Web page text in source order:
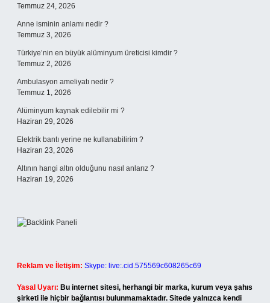
Temmuz 24, 2026
Anne isminin anlamı nedir ?
Temmuz 3, 2026
Türkiye’nin en büyük alüminyum üreticisi kimdir ?
Temmuz 2, 2026
Ambulasyon ameliyatı nedir ?
Temmuz 1, 2026
Alüminyum kaynak edilebilir mi ?
Haziran 29, 2026
Elektrik bantı yerine ne kullanabilirim ?
Haziran 23, 2026
Altının hangi altın olduğunu nasıl anlarız ?
Haziran 19, 2026
Reklam ve İletişim: Skype: live:.cid.575569c608265c69
Yasal Uyarı: Bu internet sitesi, herhangi bir marka, kurum veya şahıs
şirketi ile hiçbir bağlantısı bulunmamaktadır. Sitede yalnızca kendi